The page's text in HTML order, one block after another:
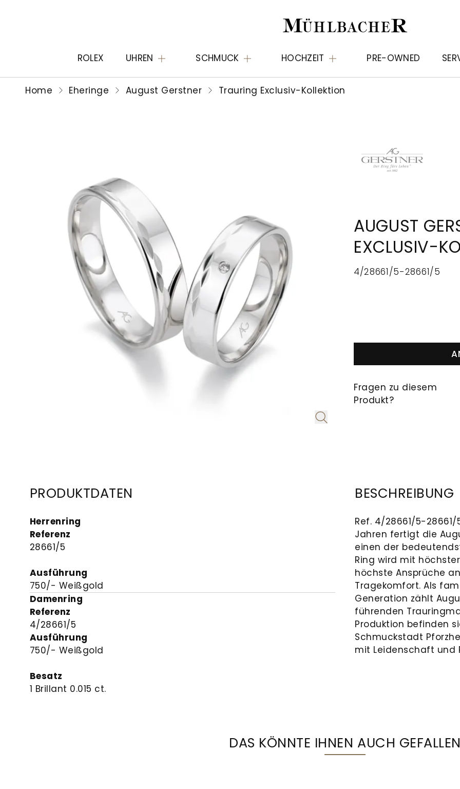
ROLEX UHREN SCHMUCK HOCHZEIT PRE-OWNED
Home Eheringe August Gerstner Trauring Exclusiv-Kollektion
AUGUST
EXCLUSIV-
4/28661/5-28661/5
Fragen zu diesem
Produkt?
PRODUKTDATEN
Herrenring
Referenz
28661/5
Ausführung
750/- Weißgold
Damenring
Referenz
4/28661/5
Ausführung
750/- Weißgold
Besatz
1 Brillant 0.015 ct.
BESCHREIBUNG
Ref. 4/28661/5-
Jahren fertigt die
einen der
Ring wird mit
höchste Ansprüche
Tragekomfort. Als
Generation zählt
führenden
Produktion befinden
Schmuckstadt
mit Leidenschaft und
DAS KÖNNTE IHNEN AUCH